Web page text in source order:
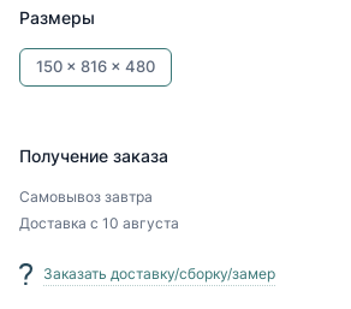
Размеры
150 x 816 x 480
Получение заказа
Самовывоз завтра
Доставка с 10 августа
Заказать доставку/сборку/замер